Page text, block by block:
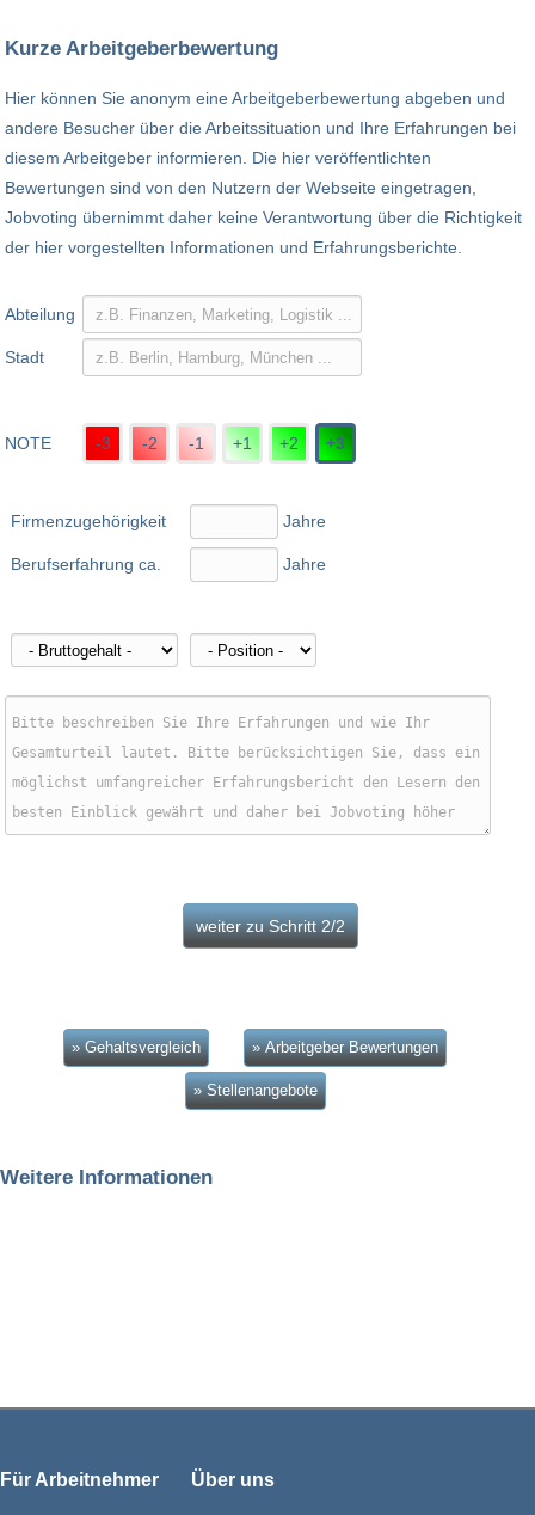
Kurze Arbeitgeberbewertung
Hier können Sie anonym eine Arbeitgeberbewertung abgeben und
andere Besucher über die Arbeitssituation und Ihre Erfahrungen bei
diesem Arbeitgeber informieren. Die hier veröffentlichten
Bewertungen sind von den Nutzern der Webseite eingetragen,
Jobvoting übernimmt daher keine Verantwortung über die Richtigkeit
der hier vorgestellten Informationen und Erfahrungsberichte.
Abteilung
Stadt
NOTE -3 -2 -1 +1 +2 +3
Firmenzugehörigkeit
Berufserfahrung ca.
Jahre
Jahre
» Gehaltsvergleich » Arbeitgeber Bewertungen
» Stellenangebote
Weitere Informationen
Für Arbeitnehmer Über uns